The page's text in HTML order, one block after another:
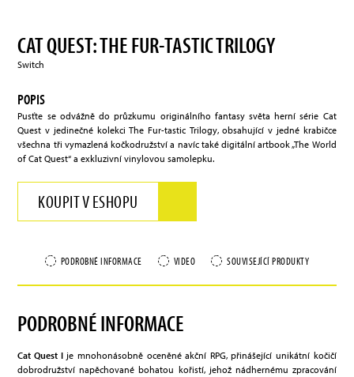
CAT QUEST: THE FUR-TASTIC TRILOGY
Switch
POPIS
Pusťte se odvážně do průzkumu originálního fantasy světa herní série Cat
Quest v jedinečné kolekci The Fur-tastic Trilogy, obsahující v jedné krabičce
všechna tři vymazlená kočkodružství a navíc také digitální artbook „The World
of Cat Quest“ a exkluzivní vinylovou samolepku.
KOUPIT V ESHOPU
PODROBNÉ INFORMACE VIDEO SOUVISEJÍCÍ PRODUKTY
PODROBNÉ INFORMACE
Cat Quest Ije mnohonásobně oceněné akční RPG, přinášející unikátní kočičí
dobrodružství napěchované bohatou kořistí, jehož nádhernému zpracování